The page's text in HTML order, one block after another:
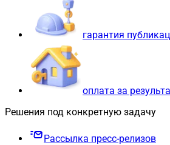
гарантия
оплата за
Решения под конкретную задачу
Рассылка пресс-релизов